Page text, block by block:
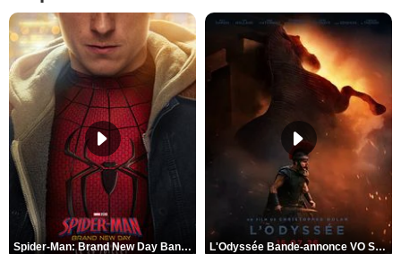
Spider-Man: Brand New Day Bande-annonce VO STFR L'Odyssée Bande-annonce VO STFR